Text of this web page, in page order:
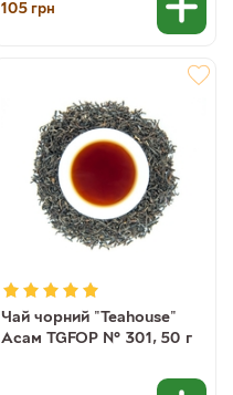
105грн
Чай чорний "Teahouse"
Асам TGFOP № 301, 50 г